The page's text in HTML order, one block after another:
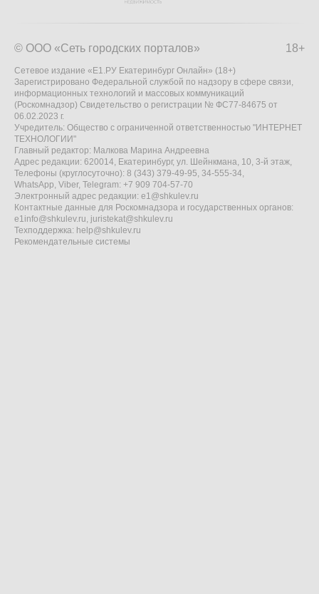
18+
© ООО «Сеть городских порталов»
Сетевое издание «Е1.РУ Екатеринбург Онлайн» (18+)
Зарегистрировано Федеральной службой по надзору в сфере связи,
информационных технологий и массовых коммуникаций
(Роскомнадзор) Свидетельство о регистрации № ФС77-84675 от
06.02.2023 г.
Учредитель: Общество с ограниченной ответственностью "ИНТЕРНЕТ
ТЕХНОЛОГИИ"
Главный редактор: Малкова Марина Андреевна
Адрес редакции: 620014, Екатеринбург, ул. Шейнкмана, 10, 3-й этаж,
Телефоны (круглосуточно): 8 (343) 379-49-95, 34-555-34,
WhatsApp, Viber, Telegram: +7 909 704-57-70
Электронный адрес редакции: e1@shkulev.ru
Контактные данные для Роскомнадзора и государственных органов:
e1info@shkulev.ru, juristekat@shkulev.ru
Техподдержка: help@shkulev.ru
Рекомендательные системы